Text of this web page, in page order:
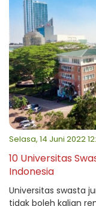
Selasa, 14 Juni 2022
10 Universitas
Indonesia
Universitas swasta
tidak boleh kalian